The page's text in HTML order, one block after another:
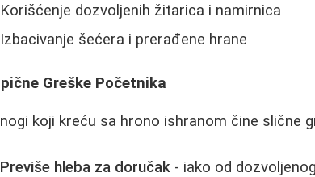
Korišćenje dozvoljenih žitarica i namirnica
Izbacivanje šećera i prerađene hrane
Greške Početnika
koji kreću sa hrono ishranom čine slične
Previše hleba za doručak - iako od